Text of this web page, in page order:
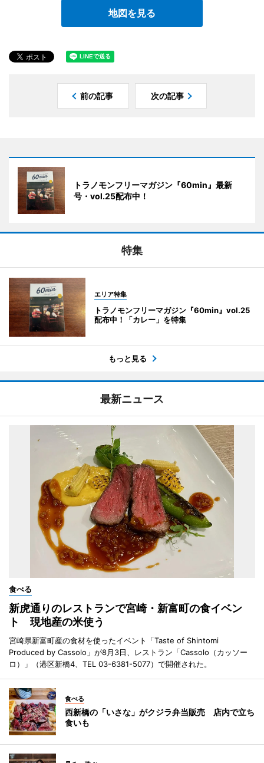
地図を見る
前の記事 次の記事
トラノモンフリーマガジン『60min』最新
号・vol.25配布中！
特集
エリア特集
トラノモンフリーマガジン『60min』vol.25
配布中！「カレー」を特集
もっと見る
最新ニュース
食べる
新虎通りのレストランで宮崎・新富町の食イベン
ト 現地産の米使う
宮崎県新富町産の食材を使ったイベント「Taste of Shintomi
Produced by Cassolo」が8月3日、レストラン「Cassolo（カッソー
ロ）」（港区新橋4、TEL 03-6381-5077）で開催された。
食べる
西新橋の「いさな」がクジラ弁当販売 店内で立ち
食いも